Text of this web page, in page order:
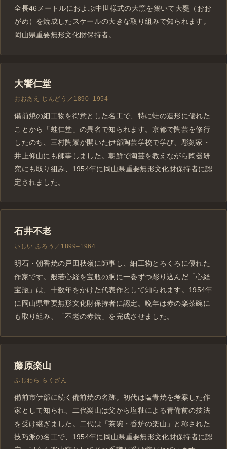
全長46メートルにおよぶ中世様式の大窯を築いて大甕（おお
がめ）を焼成したスケールの大きな取り組みで知られます。
岡山県重要無形文化財保持者。
大饗仁堂
おおあえ じんどう／1890–1954
備前焼の細工物を得意とした名工で、特に蛙の造形に優れた
ことから「蛙仁堂」の異名で知られます。京都で陶芸を修行
したのち、三村陶景が開いた伊部陶芸学校で学び、彫刻家・
井上仰山にも師事しました。朝鮮で陶芸を教えながら陶器研
究にも取り組み、1954年に岡山県重要無形文化財保持者に認
定されました。
石井不老
いしい ふろう／1899–1964
明石・朝香焼の戸田秋嶺に師事し、細工物とろくろに優れた
作家です。般若心経を宝瓶の胴に一巻ずつ彫り込んだ「心経
宝瓶」は、十数年をかけた代表作として知られます。1954年
に岡山県重要無形文化財保持者に認定。晩年は赤の楽茶碗に
も取り組み、「不老の赤焼」を完成させました。
藤原楽山
ふじわら らくざん
備前市伊部に続く備前焼の名跡。初代は塩青焼を考案した作
家として知られ、二代楽山は父から塩釉による青備前の技法
を受け継ぎました。二代は「茶碗・香炉の楽山」と称された
技巧派の名工で、1954年に岡山県重要無形文化財保持者に認